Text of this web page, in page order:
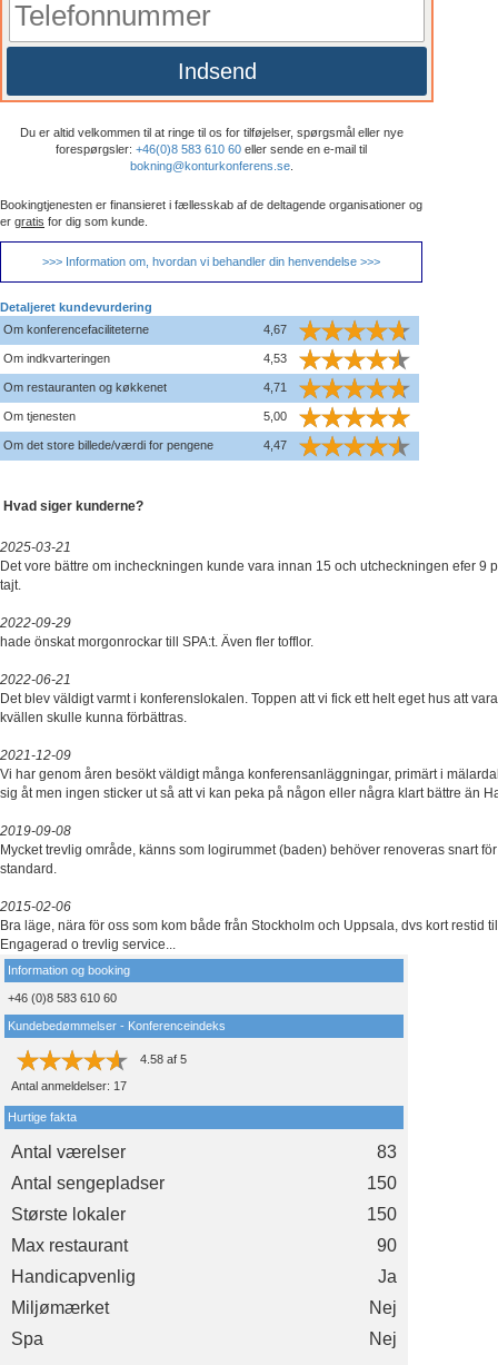
Indsend
Du er altid velkommen til at ringe til os for tilføjelser, spørgsmål eller nye
forespørgsler: +46(0)8 583 610 60 eller sende en e-mail til
bokning@konturkonferens.se.
Bookingtjenesten er finansieret i fællesskab af de deltagende organisationer og
er gratis for dig som kunde.
>>> Information om, hvordan vi behandler din henvendelse >>>
Detaljeret kundevurdering
Om konferencefaciliteterne
4,67
Om indkvarteringen 4,53
Om restauranten og køkkenet 4,71
Om tjenesten 5,00
Om det store billede/værdi for pengene 4,47
Hvad siger kunderne?
2025-03-21
Det vore bättre om incheckningen kunde vara innan 15 och utcheckningen efer 9
tajt.
2022-09-29
hade önskat morgonrockar till SPA:t. Även fler tofflor.
2022-06-21
Det blev väldigt varmt i konferenslokalen. Toppen att vi fick ett helt eget hus att
kvällen skulle kunna förbättras.
2021-12-09
Vi har genom åren besökt väldigt många konferensanläggningar, primärt i
sig åt men ingen sticker ut så att vi kan peka på någon eller några klart bättre än
2019-09-08
Mycket trevlig område, känns som logirummet (baden) behöver renoveras snart
standard.
2015-02-06
Bra läge, nära för oss som kom både från Stockholm och Uppsala, dvs kort restid
Engagerad o trevlig service...
Information og booking
+46 (0)8 583 610 60
Kundebedømmelser - Konferenceindeks
4.58 af 5
Antal anmeldelser: 17
Hurtige fakta
Antal værelser
83
Antal sengepladser
150
Største lokaler
150
Max restaurant
90
Handicapvenlig
Ja
Miljømærket
Nej
Spa
Nej